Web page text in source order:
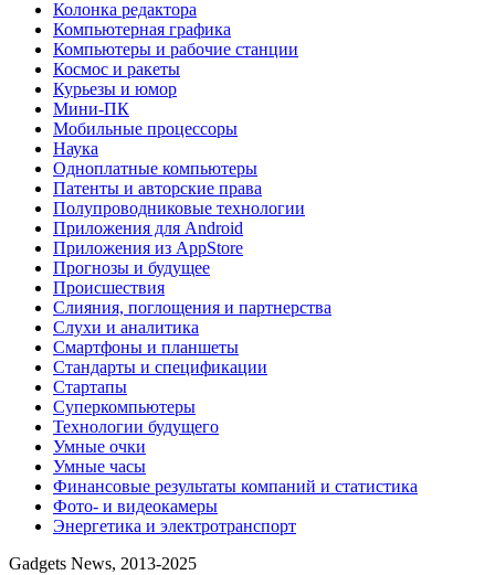
Колонка редактора
Компьютерная графика
Компьютеры и рабочие станции
Космос и ракеты
Курьезы и юмор
Мини-ПК
Мобильные процессоры
Наука
Одноплатные компьютеры
Патенты и авторские права
Полупроводниковые технологии
Приложения для Android
Приложения из AppStore
Прогнозы и будущее
Происшествия
Слияния, поглощения и партнерства
Слухи и аналитика
Смартфоны и планшеты
Стандарты и спецификации
Стартапы
Суперкомпьютеры
Технологии будущего
Умные очки
Умные часы
Финансовые результаты компаний и статистика
Фото- и видеокамеры
Энергетика и электротранспорт
Gadgets News, 2013-2025